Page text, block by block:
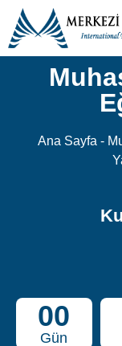
Ana Sayfa -
00
Gün